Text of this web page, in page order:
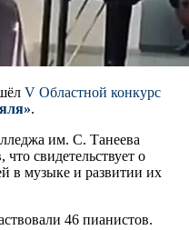
V Областной конкурс
.
им. С. Танеева
свидетельствует о
в музыке и развитии их
46 пианистов.